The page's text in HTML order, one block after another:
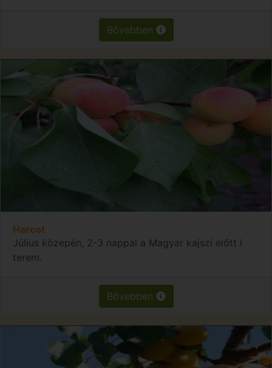
Bővebben
Harcot
Július közepén, 2-3 nappal a Magyar kajszi előtt l
terem.
Bővebben